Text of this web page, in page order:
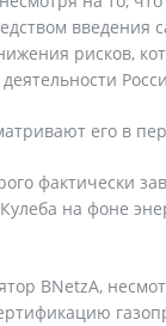
рисков,
его в
на фоне
BNetzA,